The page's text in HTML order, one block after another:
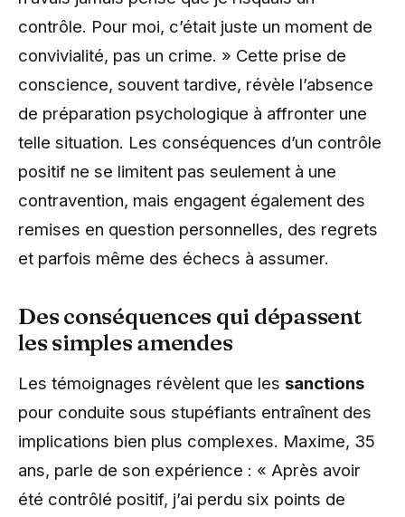
contrôle. Pour moi, c’était juste un moment de
convivialité, pas un crime. » Cette prise de
conscience, souvent tardive, révèle l’absence
de préparation psychologique à affronter une
telle situation. Les conséquences d’un contrôle
positif ne se limitent pas seulement à une
contravention, mais engagent également des
remises en question personnelles, des regrets
et parfois même des échecs à assumer.
Des conséquences qui dépassent
les simples amendes
Les témoignages révèlent que les sanctions
pour conduite sous stupéfiants entraînent des
implications bien plus complexes. Maxime, 35
ans, parle de son expérience : « Après avoir
été contrôlé positif, j’ai perdu six points de